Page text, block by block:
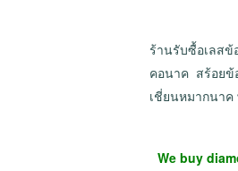
ร้านรับซื้อเลส
คอนาค สร้อย
เชี่ยนหมากนา
We buy